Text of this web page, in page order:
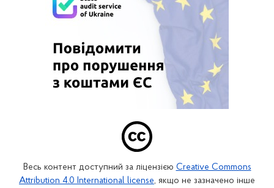
Весь контент доступний за ліцензією Creative Commons
Attribution 4.0 International license, якщо не зазначено інше